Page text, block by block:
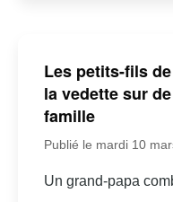
Les petits-fils
la vedette sur
famille
Publié le mardi 10
Un grand-papa